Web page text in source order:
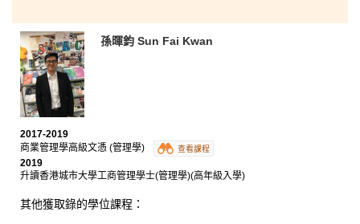
孫暉鈞 Sun Fai Kwan
2017-2019
商業管理學高級文憑 (管理學)
查看課程
2019
升讀香港城市大學工商管理學士(管理學)(高年級入學)
其他獲取錄的學位課程：